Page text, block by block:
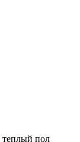
теплый пол